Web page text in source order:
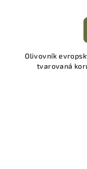
Olivovník
tvarovaná